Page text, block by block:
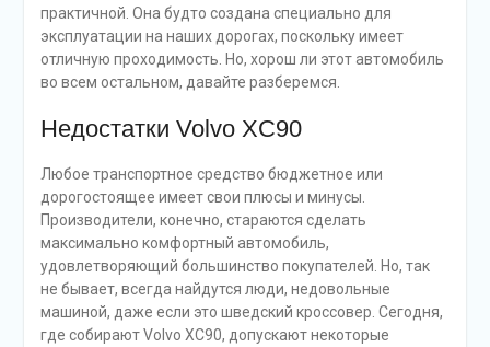
практичной. Она будто создана специально для
эксплуатации на наших дорогах, поскольку имеет
отличную проходимость. Но, хорош ли этот автомобиль
во всем остальном, давайте разберемся.
Недостатки Volvo XC90
Любое транспортное средство бюджетное или
дорогостоящее имеет свои плюсы и минусы.
Производители, конечно, стараются сделать
максимально комфортный автомобиль,
удовлетворяющий большинство покупателей. Но, так
не бывает, всегда найдутся люди, недовольные
машиной, даже если это шведский кроссовер. Сегодня,
где собирают Volvo XC90, допускают некоторые